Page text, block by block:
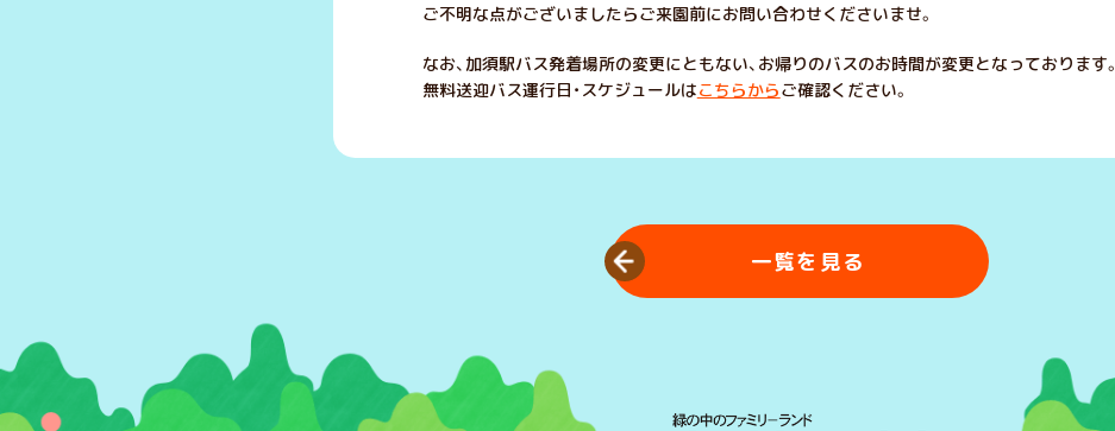
ご不明な点がございましたらご来園前にお問い合わせくださいませ。
なお、加須駅バス発着場所の変更にともない、お帰りのバスのお時間が変更となっております。
無料送迎バス運行日・スケジュールはこちらからご確認ください。
一覧を見る